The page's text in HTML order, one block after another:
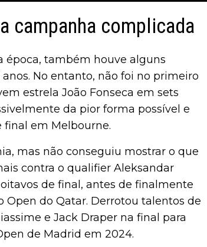
campanha complicada
época, também houve alguns
No entanto, não foi no primeiro
estrela João Fonseca em sets
da pior forma possível e
final em Melbourne.
mas não conseguiu mostrar o que
contra o qualifier Aleksandar
de final, antes de finalmente
do Qatar. Derrotou talentos de
e Jack Draper na final para
de Madrid em 2024.